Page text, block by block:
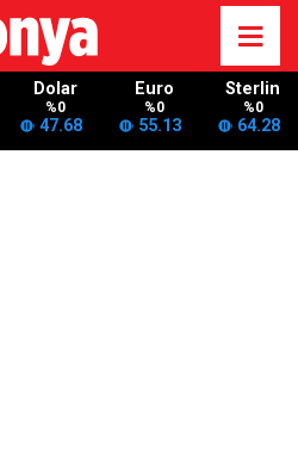
Dolar
%0
47.68
Euro
%0
55.13
Sterlin
%0
64.28